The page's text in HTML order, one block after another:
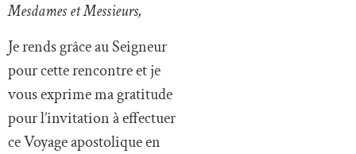
Mesdames et Messieurs,
Je rends grâce au Seigneur
pour cette rencontre et je
vous exprime ma gratitude
pour l’invitation à effectuer
ce Voyage apostolique en